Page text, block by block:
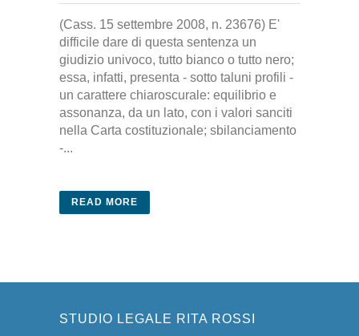
(Cass. 15 settembre 2008, n. 23676) E'
difficile dare di questa sentenza un
giudizio univoco, tutto bianco o tutto nero;
essa, infatti, presenta - sotto taluni profili -
un carattere chiaroscurale: equilibrio e
assonanza, da un lato, con i valori sanciti
nella Carta costituzionale; sbilanciamento
-...
READ MORE
STUDIO LEGALE RITA ROSSI